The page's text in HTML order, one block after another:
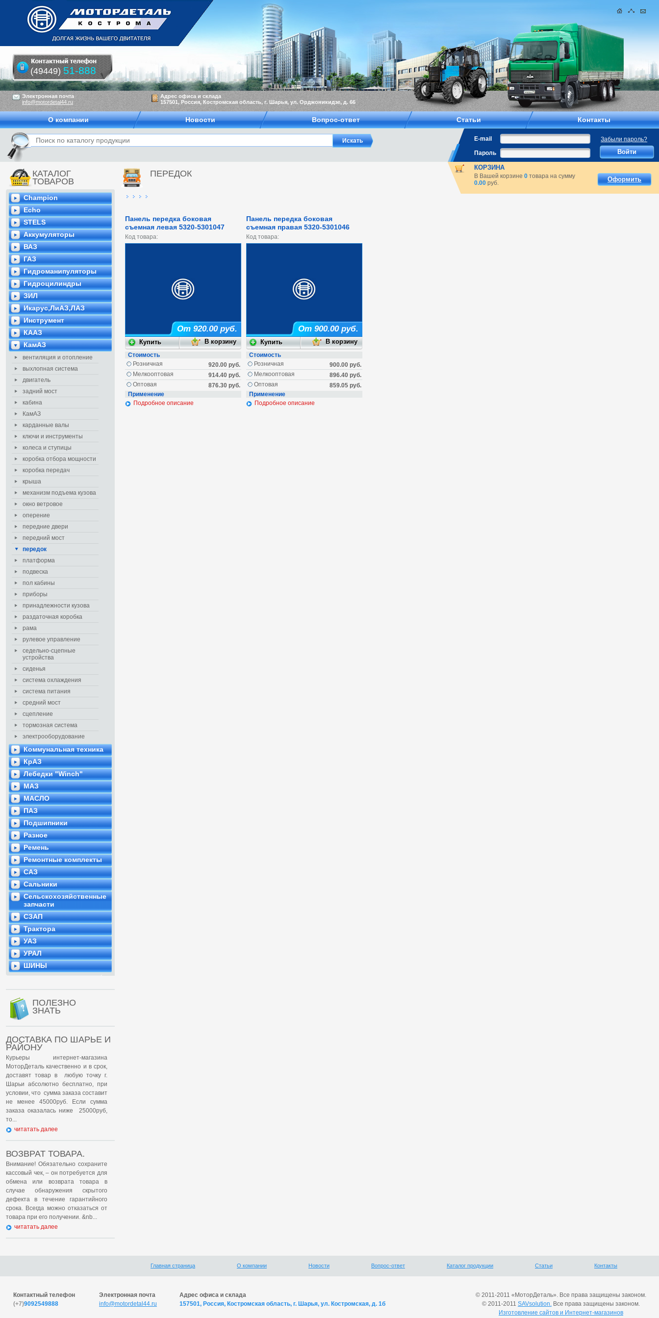
КАТАЛОГ
ТОВАРОВ
Champion
Echo
STELS
Аккумуляторы
ВАЗ
ГАЗ
Гидроманипуляторы
Гидроцилиндры
ЗИЛ
Икарус,ЛиАЗ,ЛАЗ
Инструмент
КААЗ
КамАЗ
вентиляция и отопление
выхлопная система
двигатель
задний мост
кабина
КамАЗ
карданные валы
ключи и инструменты
колеса и ступицы
коробка отбора мощности
коробка передач
крыша
механизм подъема кузова
окно ветровое
оперение
передние двери
передний мост
передок
платформа
подвеска
пол кабины
приборы
принадлежности кузова
раздаточная коробка
рама
рулевое управление
седельно-сцепные
устройства
сиденья
система охлаждения
система питания
средний мост
сцепление
тормозная система
электрооборудование
Коммунальная техника
КрАЗ
Лебедки "Winch"
МАЗ
МАСЛО
ПАЗ
Подшипники
Разное
Ремень
Ремонтные комплекты
САЗ
Сальники
Сельскохозяйственные
запчасти
СЗАП
Трактора
УАЗ
УРАЛ
ШИНЫ
ПОЛЕЗНО
ЗНАТЬ
ДОСТАВКА ПО ШАРЬЕ И
РАЙОНУ
Курьеры интернет-магазина
МоторДеталь качественно и в срок,
доставят товар в любую точку г.
Шарьи абсолютно бесплатно, при
условии, что сумма заказа составит
не менее 45000руб. Если сумма
заказа оказалась ниже 25000руб,
то...
читатать далее
ВОЗВРАТ ТОВАРА.
Внимание! Обязательно сохраните
кассовый чек, – он потребуется для
обмена или возврата товара в
случае обнаружения скрытого
дефекта в течение гарантийного
срока. Всегда можно отказаться от
товара при его получении. &nb...
читатать далее
ПЕРЕДОК
Панель передка боковая
съемная левая 5320-5301047
Код товара:
От 920.00 руб.
Стоимость
920.00 руб.
Розничная
914.40 руб.
Мелкооптовая
876.30 руб.
Оптовая
Применение
Подробное описание
Панель передка боковая
съемная правая 5320-5301046
Код товара:
От 900.00 руб.
Стоимость
900.00 руб.
Розничная
896.40 руб.
Мелкооптовая
859.05 руб.
Оптовая
Применение
Подробное описание
Главная страница О компании Новости Вопрос-ответ Каталог продукции Статьи Контакты
© 2011-2011 «МоторДеталь». Все права защищены законом.
© 2011-2011 SAVsolution. Все права защищены законом.
Изготовление сайтов и Интернет-магазинов
Контактный телефон
(+7)9092549888
Электронная почта
info@motordetal44.ru
Адрес офиса и склада
157501, Россия, Костромская область, г. Шарья, ул. Костромская, д. 1б
Электронная почта
info@motordetal44.ru
Адрес офиса и склада
157501, Россия, Костромская область, г. Шарья, ул. Орджоникидзе, д. 66
(49449) 51-888
О компании Новости Вопрос-ответ Статьи Контакты
E-mail
Забыли пароль?
Пароль
КОРЗИНА
В Вашей корзине0 товара на сумму
0.00 руб. Оформить